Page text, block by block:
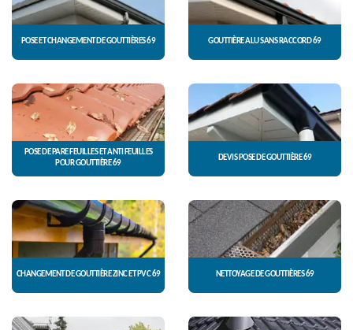
POSE ET CHANGEMENT DE GOUTTIÈRES 69 GOUTTIÈRE ALU SANS RACCORD 69
POSE DE PARE FEUILLES ET ANTI FEUILLES
POUR GOUTTIÈRE 69
DEVIS POSE DE GOUTTIÈRE 69
CHANGEMENT DE GOUTTIÈRE ZINC ET PVC 69 NETTOYAGE DE GOUTTIÈRES 69